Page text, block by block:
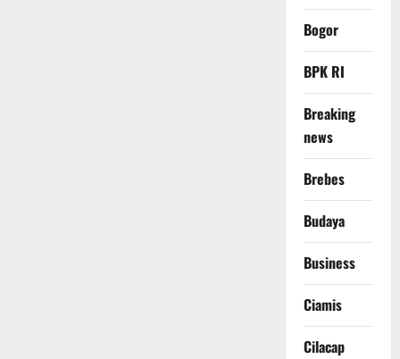
Bogor
BPK RI
Breaking
news
Brebes
Budaya
Business
Ciamis
Cilacap